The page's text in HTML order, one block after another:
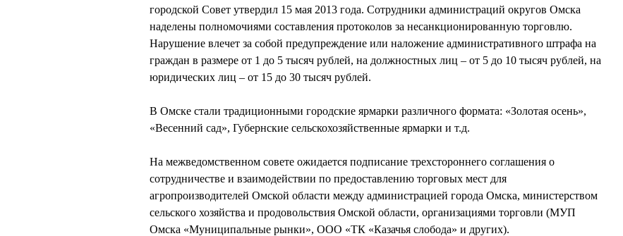
городской Совет утвердил 15 мая 2013 года. Сотрудники администраций округов Омска
наделены полномочиями составления протоколов за несанкционированную торговлю.
Нарушение влечет за собой предупреждение или наложение административного штрафа на
граждан в размере от 1 до 5 тысяч рублей, на должностных лиц – от 5 до 10 тысяч рублей, на
юридических лиц – от 15 до 30 тысяч рублей.
В Омске стали традиционными городские ярмарки различного формата: «Золотая осень»,
«Весенний сад», Губернские сельскохозяйственные ярмарки и т.д.
На межведомственном совете ожидается подписание трехстороннего соглашения о
сотрудничестве и взаимодействии по предоставлению торговых мест для
агропроизводителей Омской области между администрацией города Омска, министерством
сельского хозяйства и продовольствия Омской области, организациями торговли (МУП
Омска «Муниципальные рынки», ООО «ТК «Казачья слобода» и других).